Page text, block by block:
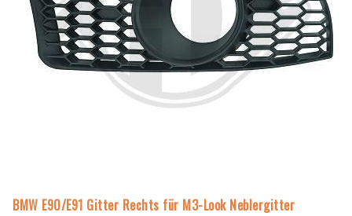
BMW E90/E91 Gitter Rechts für M3-Look Neblergitter